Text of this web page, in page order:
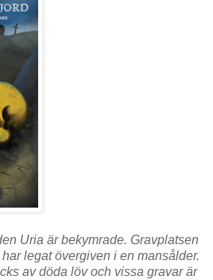
Uria är bekymrade. Gravplatsen
legat övergiven i en mansålder.
av döda löv och vissa gravar är